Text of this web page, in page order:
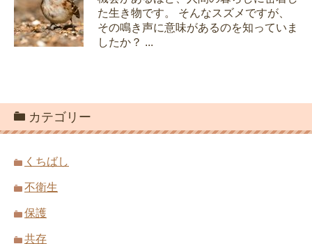
た生き物です。 そんなスズメですが、
その鳴き声に意味があるのを知っていま
したか？ ...
カテゴリー
くちばし
不衛生
保護
共存